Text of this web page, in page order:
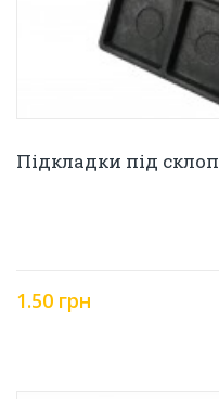
Підкладки під
1.50 грн